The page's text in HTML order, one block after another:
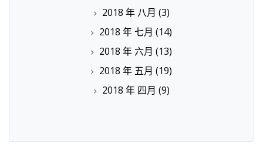
2018 年 八月 (3)
2018 年 七月 (14)
2018 年 六月 (13)
2018 年 五月 (19)
2018 年 四月 (9)